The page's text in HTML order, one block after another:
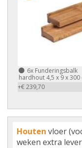
6x Funderingsbalk
hardhout 4,5 x 9 x 300
+€ 239,70
Houten vloer
weken extra